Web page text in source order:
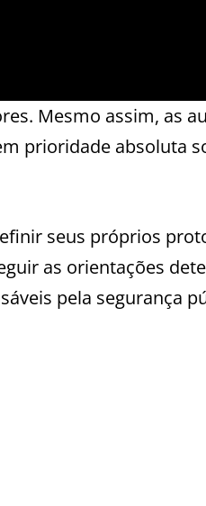
Mesmo assim, as
prioridade absoluta
seus próprios
as orientações
pela segurança